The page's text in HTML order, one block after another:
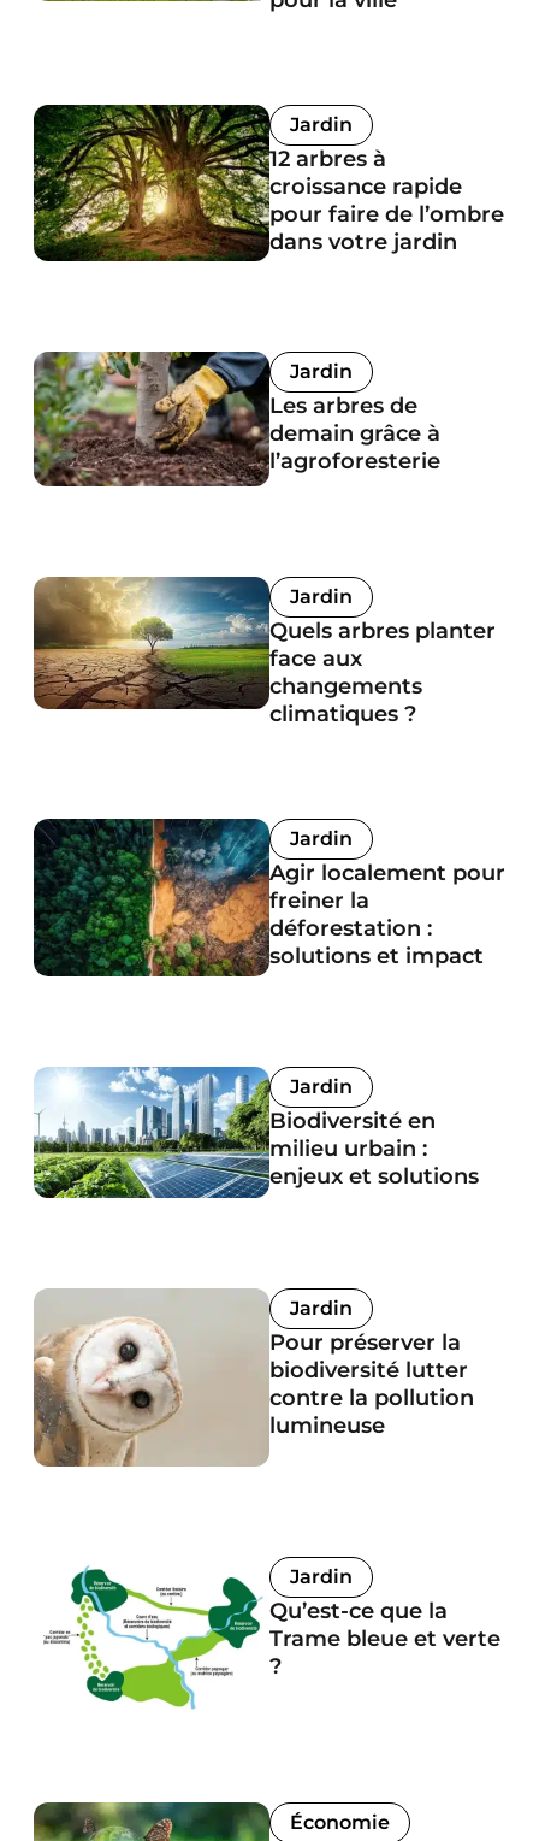
Jardin
12 arbres à
croissance rapide
pour faire de l’ombre
dans votre jardin
Jardin
Les arbres de
demain grâce à
l’agroforesterie
Jardin
Quels arbres planter
face aux
changements
climatiques ?
Jardin
Agir localement pour
freiner la
déforestation :
solutions et impact
Jardin
Biodiversité en
milieu urbain :
enjeux et solutions
Jardin
Pour préserver la
biodiversité lutter
contre la pollution
lumineuse
Jardin
Qu’est-ce que la
Trame bleue et verte
?
Économie